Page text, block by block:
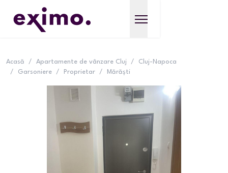
Acasă / Apartamente de vânzare Cluj /
Cluj-Napoca
/
Garsoniere / Proprietar / Mărăști